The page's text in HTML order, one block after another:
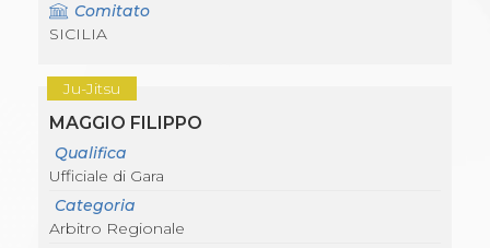
Comitato
SICILIA
Ju-Jitsu
MAGGIO FILIPPO
Qualifica
Ufficiale di Gara
Categoria
Arbitro Regionale